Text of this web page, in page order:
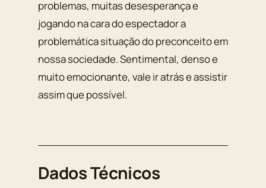
problemas, muitas desesperança e
jogando na cara do espectador a
problemática situação do preconceito em
nossa sociedade. Sentimental, denso e
muito emocionante, vale ir atrás e assistir
assim que possível.
Dados Técnicos